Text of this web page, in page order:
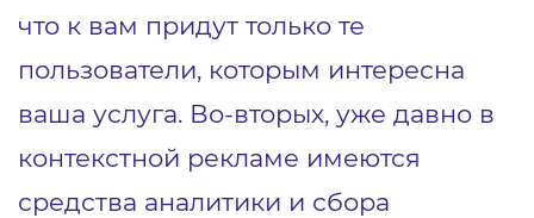
что к вам придут только те
пользователи, которым интересна
ваша услуга. Во-вторых, уже давно в
контекстной рекламе имеются
средства аналитики и сбора